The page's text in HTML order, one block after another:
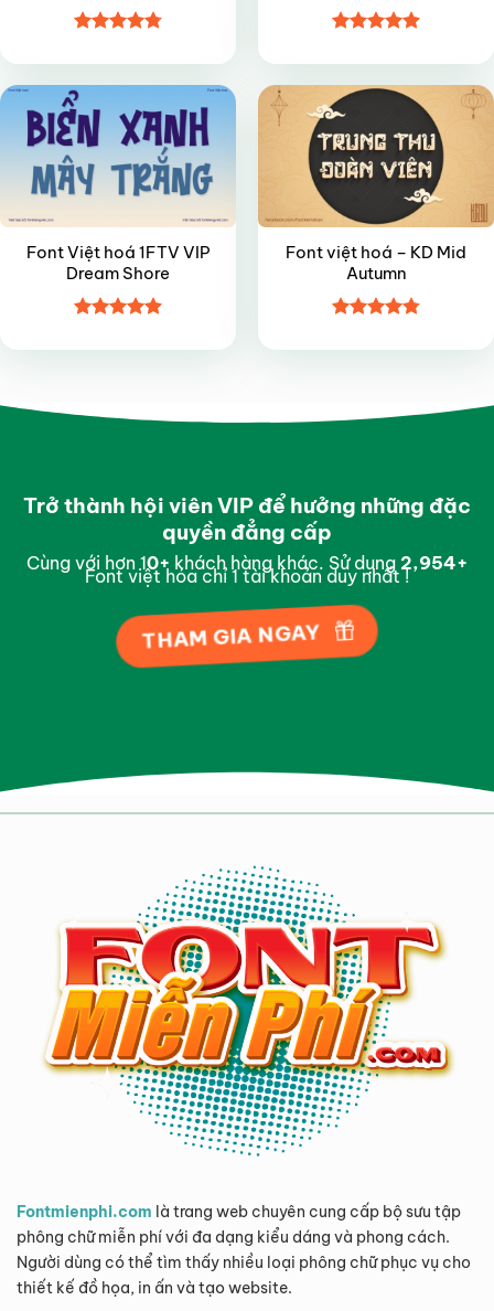
hạng4.85
sao
hạng4.95
sao
Font Việt hoá 1FTV VIP
Dream Shore
hạng4.95
Font việt hoá – KD Mid
Autumn
hạng4.85
Trở thành hội viên VIP để hưởng những đặc
quyền đẳng cấp
Cùng với hơn 10+ khách hàng khác. Sử dụng 2,997+
Font việt hóa chỉ 1 tài khoản duy nhất !
THAM GIA NGAY
Fontmienphi.com là trang web chuyên cung cấp bộ sưu tập
phông chữ miễn phí với đa dạng kiểu dáng và phong cách.
Người dùng có thể tìm thấy nhiều loại phông chữ phục vụ cho
thiết kế đồ họa, in ấn và tạo website.